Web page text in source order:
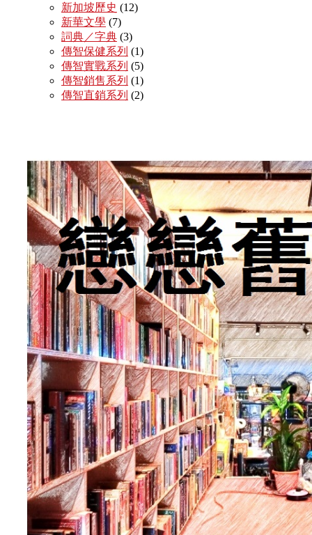
新加坡歷史 (12)
新華文學 (7)
詞典／字典 (3)
傳智保健系列 (1)
傳智實戰系列 (5)
傳智銷售系列 (1)
傳智直銷系列 (2)